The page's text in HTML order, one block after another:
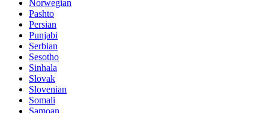
Norwegian
Pashto
Persian
Punjabi
Serbian
Sesotho
Sinhala
Slovak
Slovenian
Somali